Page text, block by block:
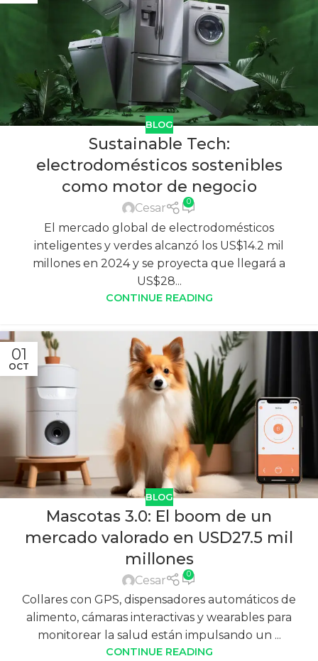
BLOG
Sustainable Tech:
electrodomésticos sostenibles
como motor de negocio
Cesar 0
El mercado global de electrodomésticos
inteligentes y verdes alcanzó los US$14.2 mil
millones en 2024 y se proyecta que llegará a
US$28...
CONTINUE READING
01
OCT
BLOG
Mascotas 3.0: El boom de un
mercado valorado en USD27.5 mil
millones
Cesar 0
Collares con GPS, dispensadores automáticos de
alimento, cámaras interactivas y wearables para
monitorear la salud están impulsando un ...
CONTINUE READING